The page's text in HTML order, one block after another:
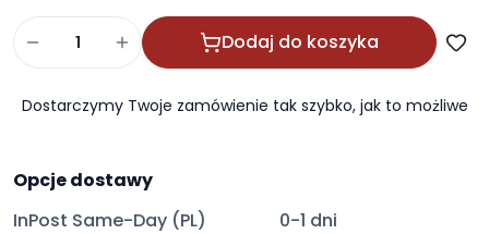
Dodaj do koszyka
Dostarczymy Twoje zamówienie tak szybko, jak to możliwe
Opcje dostawy
InPost Same-Day (PL)
0-1 dni